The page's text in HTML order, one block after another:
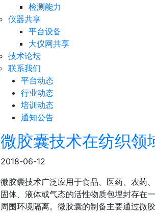
检测能力
仪器共享
平台设备
大仪网共享
技术论坛
联系我们
平台动态
行业动态
培训动态
通知公告
微胶囊技术在纺织领
2018-06-12
微胶囊技术广泛应用于食品、医药、农药
固体、液体或气态的活性物质包埋封存在
周围环境隔离。微胶囊的制备主要通过微